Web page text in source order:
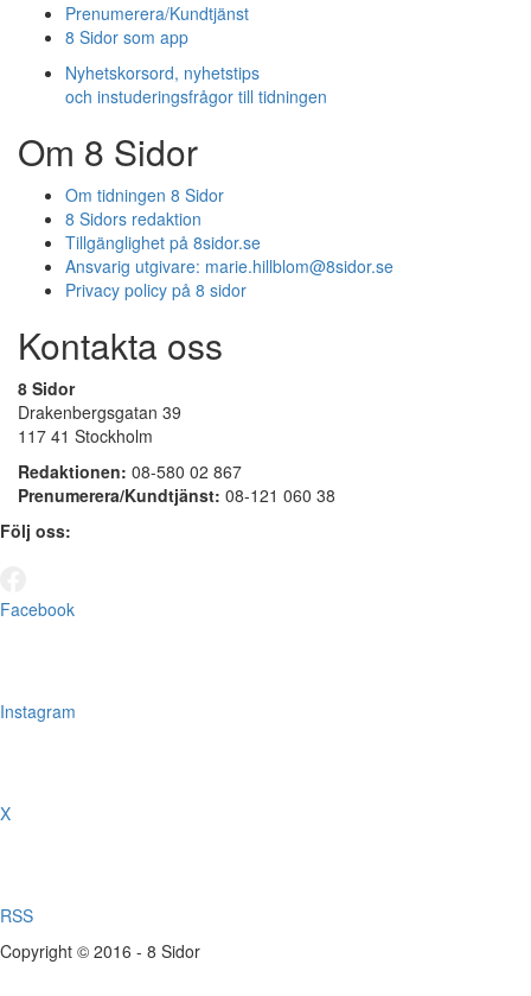
Prenumerera/Kundtjänst
8 Sidor som app
Nyhetskorsord, nyhetstips
och instuderingsfrågor till tidningen
Om 8 Sidor
Om tidningen 8 Sidor
8 Sidors redaktion
Tillgänglighet på 8sidor.se
Ansvarig utgivare: marie.hillblom@8sidor.se
Privacy policy på 8 sidor
Kontakta oss
8 Sidor
Drakenbergsgatan 39
117 41 Stockholm
Redaktionen: 08-580 02 867
Prenumerera/Kundtjänst: 08-121 060 38
Följ oss:
Facebook
Instagram
X
RSS
Copyright © 2016 - 8 Sidor